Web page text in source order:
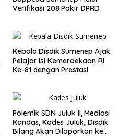
Verifikasi 208 Pokir DPRD
Kepala Disdik Sumenep Ajak
Pelajar Isi Kemerdekaan RI
Ke-81 dengan Prestasi
Polemik SDN Juluk II, Mediasi
Kandas, Kades Juluk; Disdik
Bilang Akan Dilaporkan ke